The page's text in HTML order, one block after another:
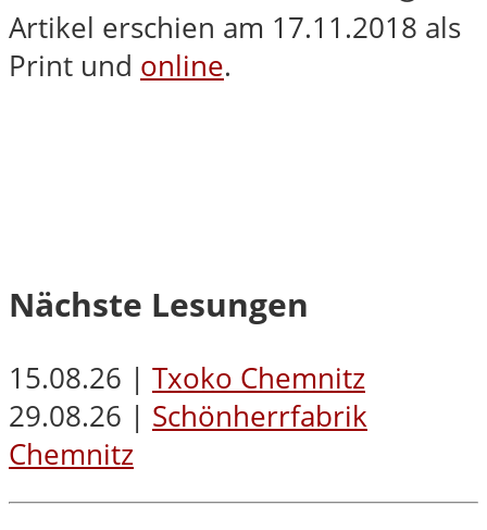
Artikel erschien am 17.11.2018 als
Print und online.
Nächste Lesungen
15.08.26 | Txoko Chemnitz
29.08.26 | Schönherrfabrik
Chemnitz